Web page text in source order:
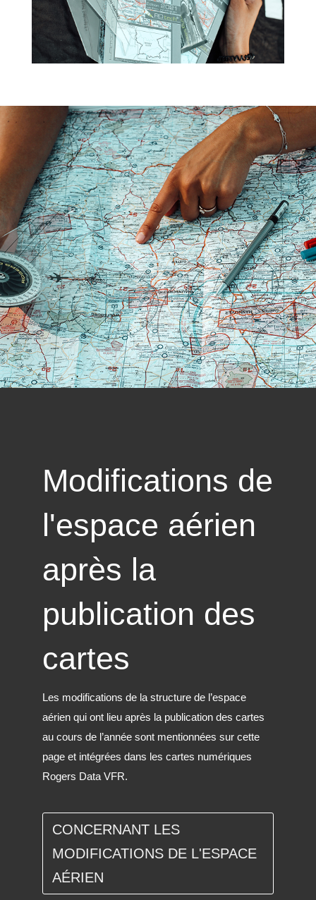
Modifications de
l'espace aérien
après la
publication des
cartes
Les modifications de la structure de l’espace
aérien qui ont lieu après la publication des cartes
au cours de l’année sont mentionnées sur cette
page et intégrées dans les cartes numériques
Rogers Data VFR.
CONCERNANT LES
MODIFICATIONS DE L'ESPACE
AÉRIEN